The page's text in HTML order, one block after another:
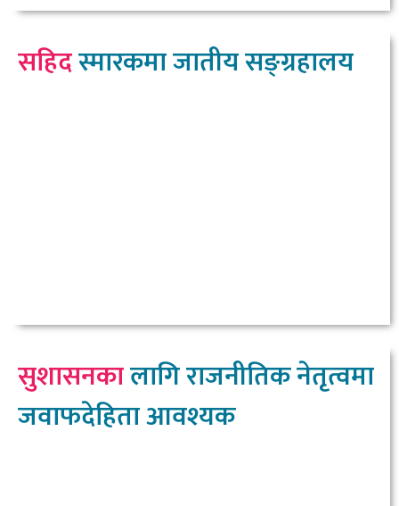
सहिदस्मारकमा जातीय सङ्ग्रहालय
सुशासनकालागि राजनीतिक नेतृत्वमा
जवाफदेहिता आवश्यक